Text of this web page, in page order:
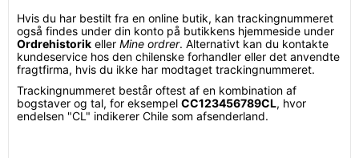
Hvis du har bestilt fra en online butik, kan trackingnummeret
også findes under din konto på butikkens hjemmeside under
Ordrehistorik eller Mine ordrer. Alternativt kan du kontakte
kundeservice hos den chilenske forhandler eller det anvendte
fragtfirma, hvis du ikke har modtaget trackingnummeret.
Trackingnummeret består oftest af en kombination af
bogstaver og tal, for eksempel CC123456789CL, hvor
endelsen "CL" indikerer Chile som afsenderland.